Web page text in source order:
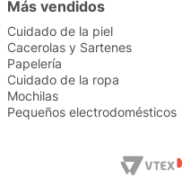
Más vendidos
Cuidado de la piel
Cacerolas y Sartenes
Papelería
Cuidado de la ropa
Mochilas
Pequeños electrodomésticos